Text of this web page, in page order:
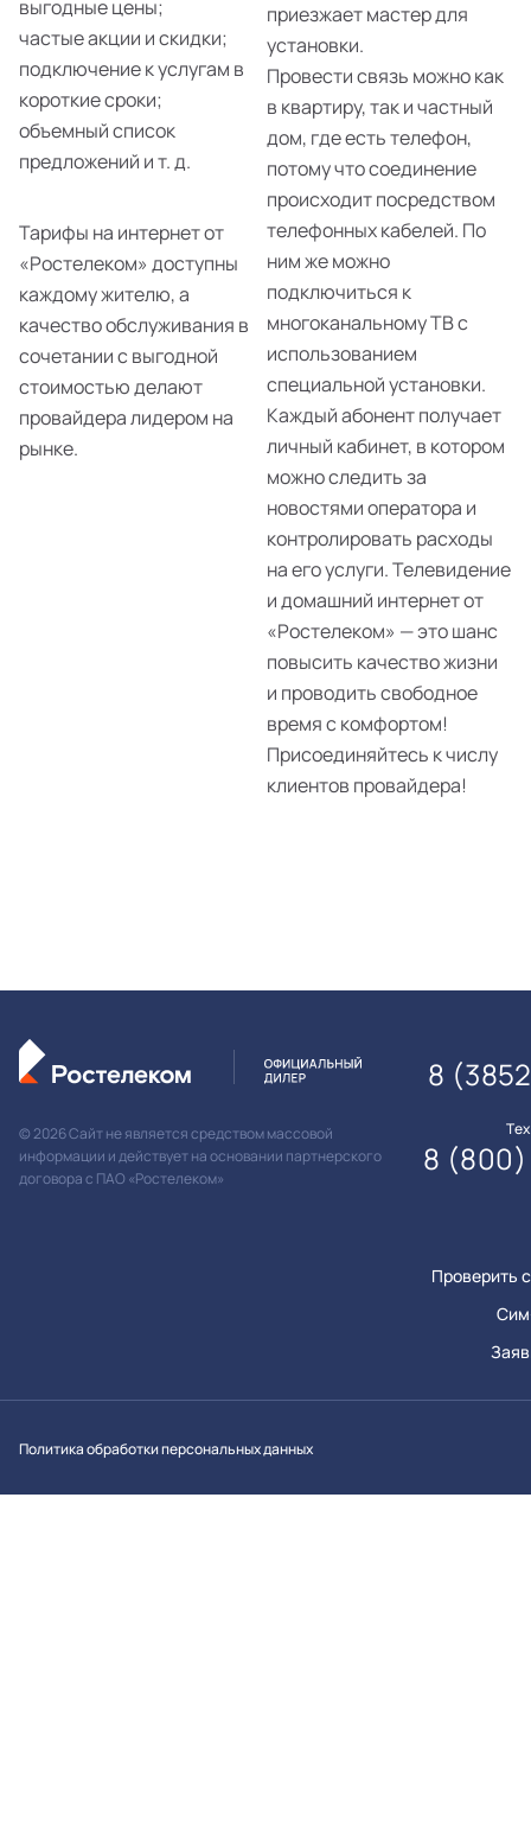
выгодные цены;
частые акции и скидки;
подключение к услугам в
короткие сроки;
объемный список
предложений и т. д.
Тарифы на интернет от
«Ростелеком» доступны
каждому жителю, а
качество обслуживания в
сочетании с выгодной
стоимостью делают
провайдера лидером на
рынке.
приезжает мастер для
установки.
Провести связь можно как
в квартиру, так и частный
дом, где есть телефон,
потому что соединение
происходит посредством
телефонных кабелей. По
ним же можно
подключиться к
многоканальному ТВ с
использованием
специальной установки.
Каждый абонент получает
личный кабинет, в котором
можно следить за
новостями оператора и
контролировать расходы
на его услуги. Телевидение
и домашний интернет от
«Ростелеком» — это шанс
повысить качество жизни
и проводить свободное
время с комфортом!
Присоединяйтесь к числу
клиентов провайдера!
© 2026 Сайт не является средством массовой
информации и действует на основании партнерского
договора с ПАО «Ростелеком»
Проверить
8
8
Политика обработки персональных данных